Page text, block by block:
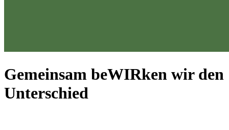
Gemeinsam beWIRken wir den
Unterschied